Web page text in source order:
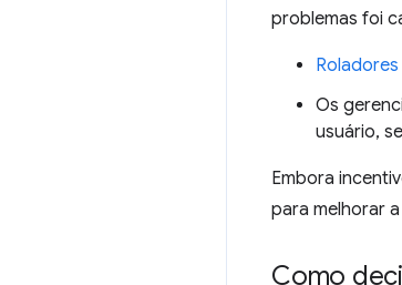
problemas foi
Os
usuário,
Embora
para melhorar
Como